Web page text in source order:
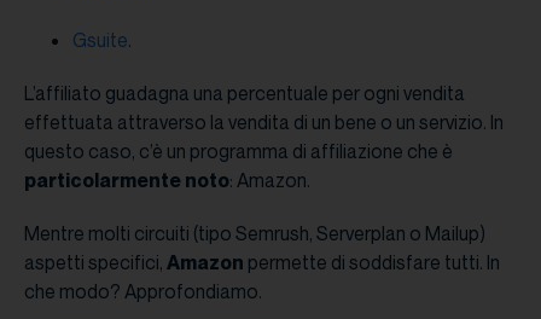
Gsuite.
L’affiliato guadagna una percentuale per ogni vendita
effettuata attraverso la vendita di un bene o un servizio. In
questo caso, c’è un programma di affiliazione che è
particolarmente noto: Amazon.
Mentre molti circuiti (tipo Semrush, Serverplan o Mailup)
aspetti specifici, Amazon permette di soddisfare tutti. In
che modo? Approfondiamo.